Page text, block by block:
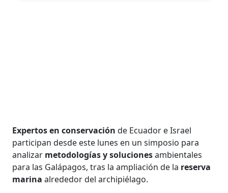
Expertos en conservación de Ecuador e Israel
participan desde este lunes en un simposio para
analizar metodologías y solucionesambientales
para las Galápagos, tras la ampliación de la reserva
marina alrededor del archipiélago.